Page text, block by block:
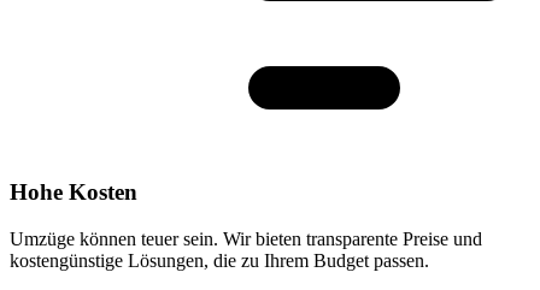
Hohe Kosten
Umzüge können teuer sein. Wir bieten transparente Preise und
kostengünstige Lösungen, die zu Ihrem Budget passen.